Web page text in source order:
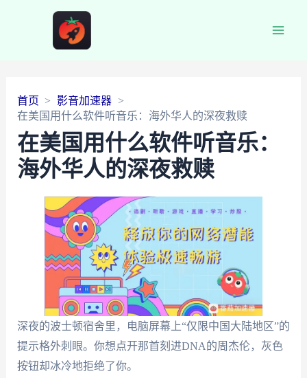
首页
影音加速器
在美国用什么软件听音乐：海外华人的深夜救赎
在美国用什么软件听音乐：
海外华人的深夜救赎
深夜的波士顿宿舍里，电脑屏幕上“仅限中国大陆地区”的
提示格外刺眼。你想点开那首刻进DNA的周杰伦，灰色
按钮却冰冷地拒绝了你。